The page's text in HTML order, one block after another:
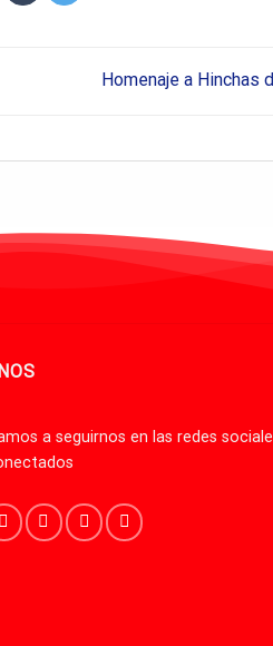
Homenaje a Hinchas
a seguirnos en las redes